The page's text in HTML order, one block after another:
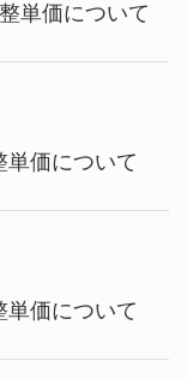
単価について
単価について
単価について